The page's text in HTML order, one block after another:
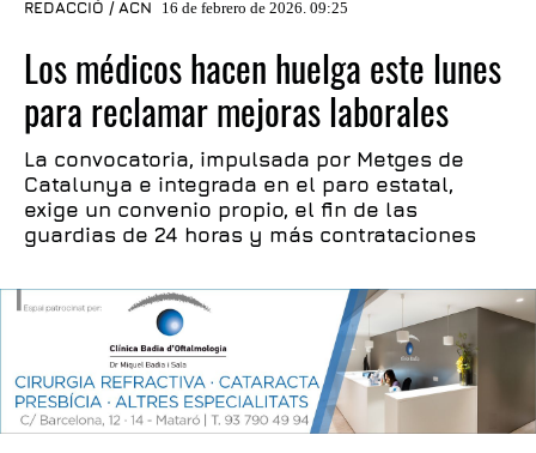
REDACCIÓ / ACN 16 de febrero de 2026. 09:25
Los médicos hacen huelga este lunes
para reclamar mejoras laborales
La convocatoria, impulsada por Metges de
Catalunya e integrada en el paro estatal,
exige un convenio propio, el fin de las
guardias de 24 horas y más contrataciones